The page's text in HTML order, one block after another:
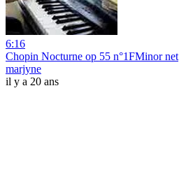
6:16
Chopin Nocturne op 55 n°1FMinor net
marjyne
il y a 20 ans